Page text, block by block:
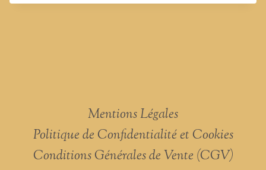
Mentions Légales
Politique de Confidentialité et Cookies
Conditions Générales de Vente (CGV)